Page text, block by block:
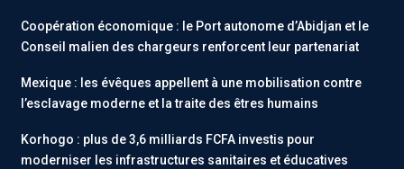
Coopération économique : le Port autonome d’Abidjan et le
Conseil malien des chargeurs renforcent leur partenariat
Mexique : les évêques appellent à une mobilisation contre
l’esclavage moderne et la traite des êtres humains
Korhogo : plus de 3,6 milliards FCFA investis pour
moderniser les infrastructures sanitaires et éducatives